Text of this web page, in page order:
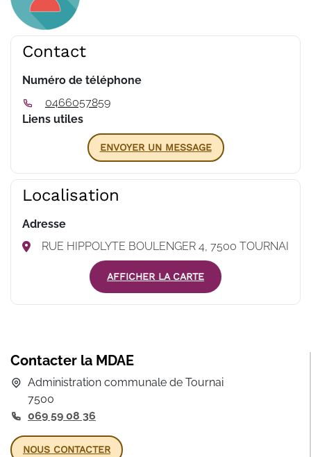
Contact
Numéro de téléphone
0466057859
Liens utiles
ENVOYER UN MESSAGE
Localisation
Adresse
RUE HIPPOLYTE BOULENGER 4, 7500 TOURNAI
AFFICHER LA CARTE
Contacter la MDAE
Administration communale de Tournai
7500
069 59 08 36
NOUS CONTACTER